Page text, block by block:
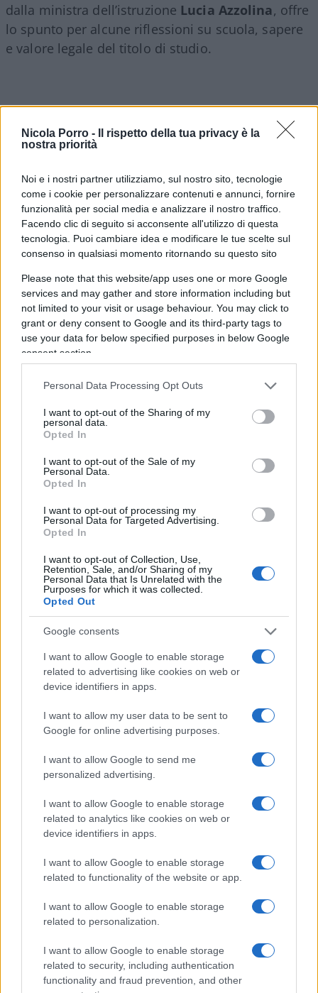
Nicola Porro -
Il rispetto della tua privacy è la
nostra priorità
Noi e i nostri partner utilizziamo, sul nostro sito, tecnologie
come i cookie per personalizzare contenuti e annunci, fornire
funzionalità per social media e analizzare il nostro traffico.
Facendo clic di seguito si acconsente all'utilizzo di questa
tecnologia. Puoi cambiare idea e modificare le tue scelte sul
consenso in qualsiasi momento ritornando su questo sito
Please note that this website/app uses one or more Google
services and may gather and store information including but
not limited to your visit or usage behaviour. You may click to
grant or deny consent to Google and its third-party tags to
use your data for below specified purposes in below Google
consent section.
Personal Data Processing Opt Outs
I want to opt-out of the Sharing of my
personal data.
Opted In
I want to opt-out of the Sale of my
Personal Data.
Opted In
I want to opt-out of processing my
Personal Data for Targeted Advertising.
Opted In
I want to opt-out of Collection, Use,
Retention, Sale, and/or Sharing of my
Personal Data that Is Unrelated with the
Purposes for which it was collected.
Opted Out
Google consents
I want to allow Google to enable storage
related to advertising like cookies on web or
device identifiers in apps.
I want to allow my user data to be sent to
Google for online advertising purposes.
I want to allow Google to send me
personalized advertising.
I want to allow Google to enable storage
related to analytics like cookies on web or
device identifiers in apps.
I want to allow Google to enable storage
related to functionality of the website or app.
I want to allow Google to enable storage
related to personalization.
I want to allow Google to enable storage
related to security, including authentication
functionality and fraud prevention, and other
dalla ministra dell’istruzione Lucia Azzolina, offre
lo spunto per alcune riflessioni su scuola, sapere
e valore legale del titolo di studio.
#AZZOLINA #LIBERTÀ
#SCUOLA
#VALORE LEGALE TITOLO STUDIO
20
Leggi i commenti
Vignetta del 07/08/2026
Campo largo a brandElly
Ogni giorno un po' di veleno sulle cose del mondo
Il barista
10 Agosto 2026, 8:45
Qui al bar ci chiediamo come debba sentirsi
Schlein: non l’avevano vista arrivare, va a finire